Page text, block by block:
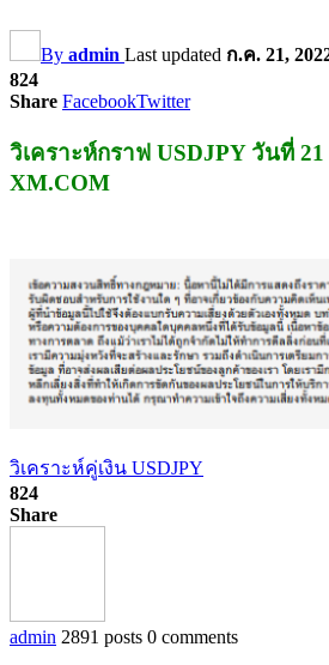
By admin Last updated ก.ค. 21,
824
Share FacebookTwitter
วิเคราะห์กราฟ USDJPY วันที่
XM.COM
วิเคราะห์คู่เงิน USDJPY
824
Share
admin 2891 posts 0 comments